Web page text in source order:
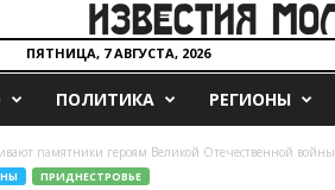
ПЯТНИЦА, 7 АВГУСТА, 2026
ПОЛИТИКА РЕГИОНЫ
памятники героям Великой Отечественной войны
ПРИДНЕСТРОВЬЕ